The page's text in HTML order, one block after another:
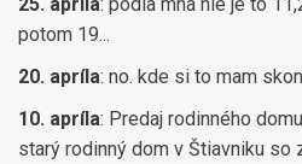
potom 19...
20. apríla: no. kde si to mam
10. apríla: Predaj rodinného
starý rodinný dom v Štiavniku so